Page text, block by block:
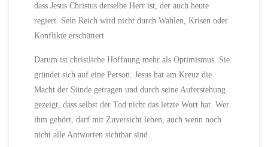
dass Jesus Christus derselbe Herr ist, der auch heute
regiert. Sein Reich wird nicht durch Wahlen, Krisen oder
Konflikte erschüttert.
Darum ist christliche Hoffnung mehr als Optimismus. Sie
gründet sich auf eine Person. Jesus hat am Kreuz die
Macht der Sünde getragen und durch seine Auferstehung
gezeigt, dass selbst der Tod nicht das letzte Wort hat. Wer
ihm gehört, darf mit Zuversicht leben, auch wenn noch
nicht alle Antworten sichtbar sind.